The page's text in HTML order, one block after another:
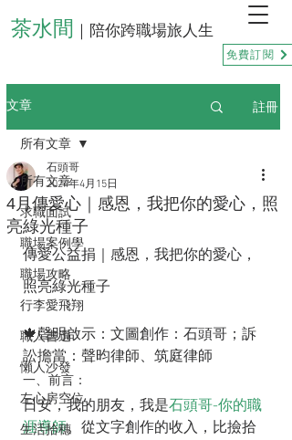
茶水間 ｜陪你跨職場旅人生
免費訂閱
文章 註冊
所有文章
求職面試
職場案例學
職場攻略
行李愛飛翔
職人書選
懶人沙發
左心房空位
生活拾穗
所有文章
4月傳愛心｜感恩，我把你的愛心，照
亮綠光種子
石頭哥
2024年4月15日
傳愛公益捐｜感恩，我把你的愛心，
照亮綠光種子
🍁聲明啟示：文圖創作：石頭哥；訴
訟擔當：聲昀律師、筑庭律師
一、前言：
日安，我的朋友，我是石頭哥-你的職
涯導師。從文字創作的收入，比撿拾